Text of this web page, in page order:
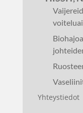
Yhteystiedot